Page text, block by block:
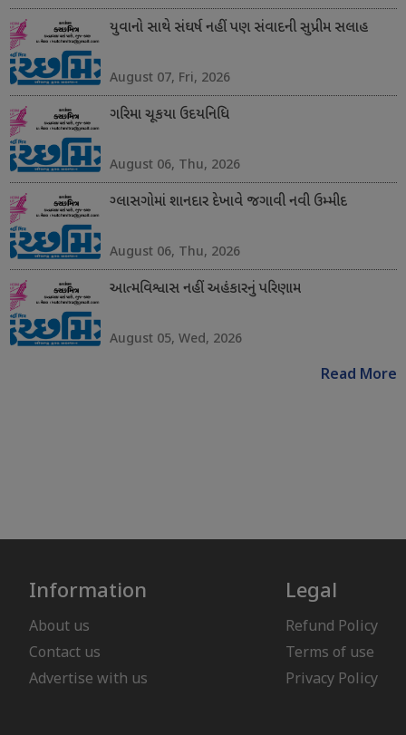
યુવાનો સાથે સંઘર્ષ નહીં પણ સંવાદની સુપ્રીમ સલાહ
August 07, Fri, 2026
ગરિમા ચૂકયા ઉદયનિધિ
August 06, Thu, 2026
ગ્લાસગોમાં શાનદાર દેખાવે જગાવી નવી ઉમ્મીદ
August 06, Thu, 2026
આત્મવિશ્વાસ નહીં અહંકારનું પરિણામ
August 05, Wed, 2026
Read More
Information
About us
Contact us
Advertise with us
Legal
Refund Policy
Terms of use
Privacy Policy